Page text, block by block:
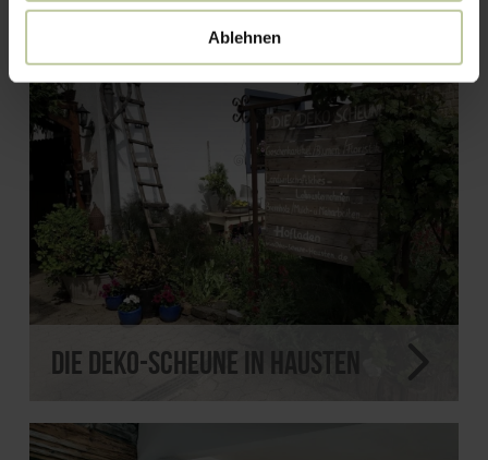
Ablehnen
Die Deko-Scheune in Hausten